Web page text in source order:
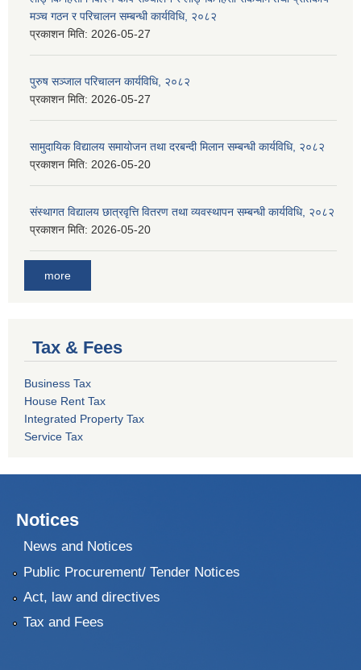
मञ्च गठन र परिचालन सम्बन्धी कार्यविधि, २०८२
प्रकाशन मिति: 2026-05-27
पुरुष सञ्जाल परिचालन कार्यविधि, २०८२
प्रकाशन मिति: 2026-05-27
सामुदायिक विद्यालय समायोजन तथा दरबन्दी मिलान सम्बन्धी कार्यविधि, २०८२
प्रकाशन मिति: 2026-05-20
संस्थागत विद्यालय छात्रवृत्ति वितरण तथा व्यवस्थापन सम्बन्धी कार्यविधि, २०८२
प्रकाशन मिति: 2026-05-20
more
Tax & Fees
Business Tax
House Rent Tax
Integrated Property Tax
Service Tax
Notices
News and Notices
Public Procurement/ Tender Notices
Act, law and directives
Tax and Fees